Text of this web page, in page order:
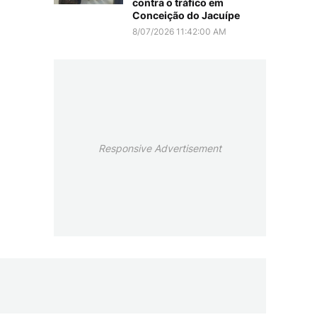
contra o tráfico em
Conceição do Jacuípe
8/07/2026 11:42:00 AM
Responsive Advertisement